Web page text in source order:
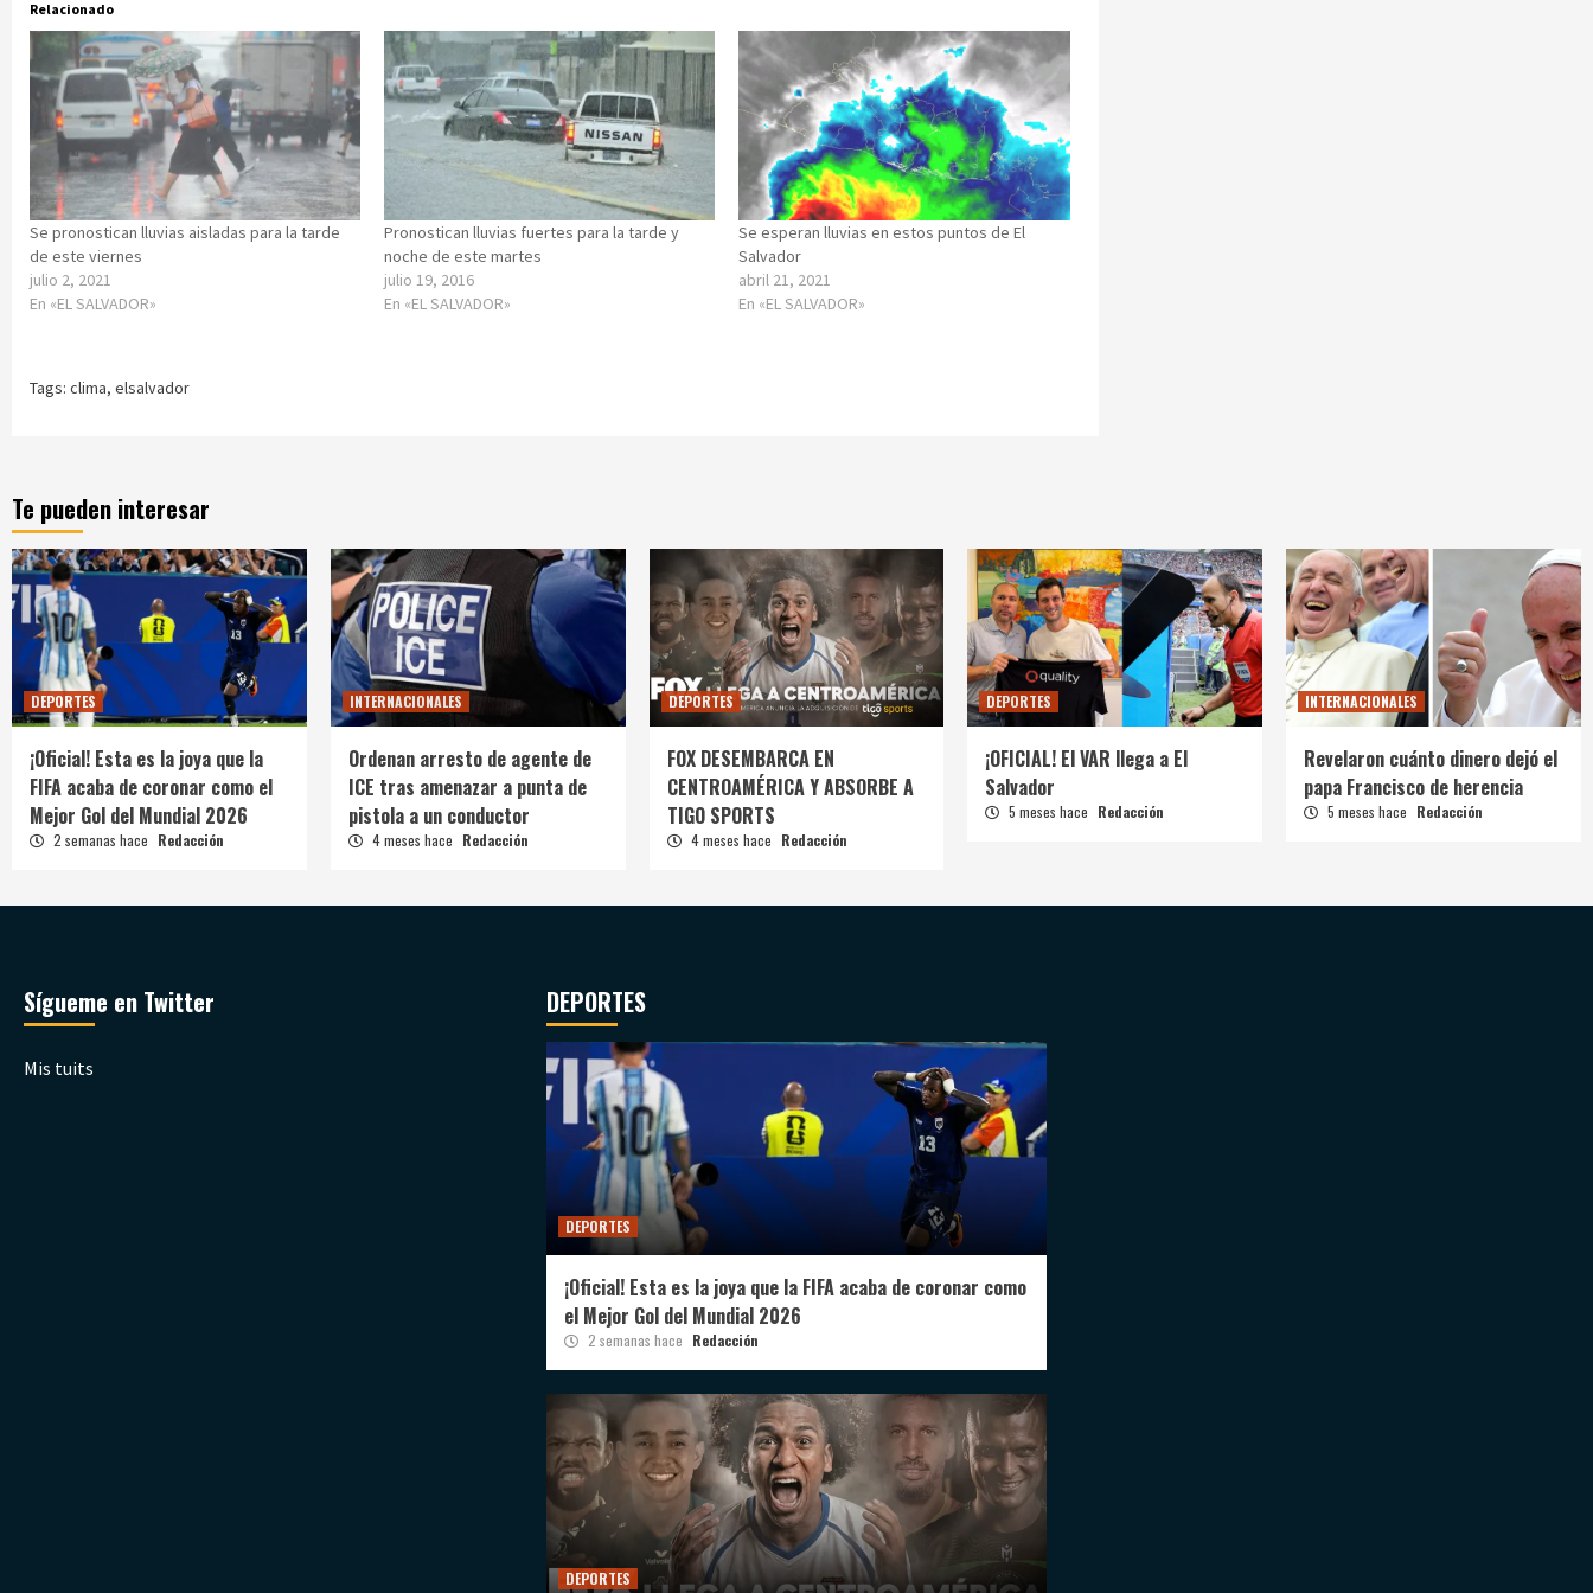
Relacionado
Se pronostican lluvias aisladas para la tarde
de este viernes
julio 2, 2021
En «EL SALVADOR»
Pronostican lluvias fuertes para la tarde y
noche de este martes
julio 19, 2016
En «EL SALVADOR»
Se esperan lluvias en estos puntos de El
Salvador
abril 21, 2021
En «EL SALVADOR»
Tags: clima, elsalvador
Te pueden interesar
DEPORTES
¡Oficial! Esta es la joya que la
FIFA acaba de coronar como el
Mejor Gol del Mundial 2026
2 semanas hace Redacción
INTERNACIONALES
Ordenan arresto de agente de
ICE tras amenazar a punta de
pistola a un conductor
4 meses hace Redacción
DEPORTES
FOX DESEMBARCA EN
CENTROAMÉRICA Y ABSORBE A
TIGO SPORTS
4 meses hace Redacción
DEPORTES
¡OFICIAL! El VAR llega a El
Salvador
5 meses hace Redacción
INTERNACIONALES
Revelaron cuánto dinero dejó el
papa Francisco de herencia
5 meses hace Redacción
Sígueme en Twitter
Mis tuits
DEPORTES
DEPORTES
¡Oficial! Esta es la joya que la FIFA acaba de coronar como
el Mejor Gol del Mundial 2026
2 semanas hace Redacción
DEPORTES